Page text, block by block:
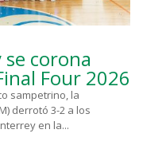
corona
Four 2026
sampetrino, la
derrotó 3-2 a los
en la...